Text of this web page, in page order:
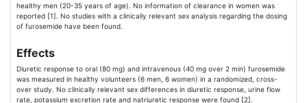
healthy men (20-35 years of age). No information of clearance in women was
reported [1]. No studies with a clinically relevant sex analysis regarding the dosing
of furosemide have been found.
Effects
Diuretic response to oral (80 mg) and intravenous (40 mg over 2 min) furosemide
was measured in healthy volunteers (6 men, 6 women) in a randomized, cross-
over study. No clinically relevant sex differences in diuretic response, urine flow
rate, potassium excretion rate and natriuretic response were found [2].